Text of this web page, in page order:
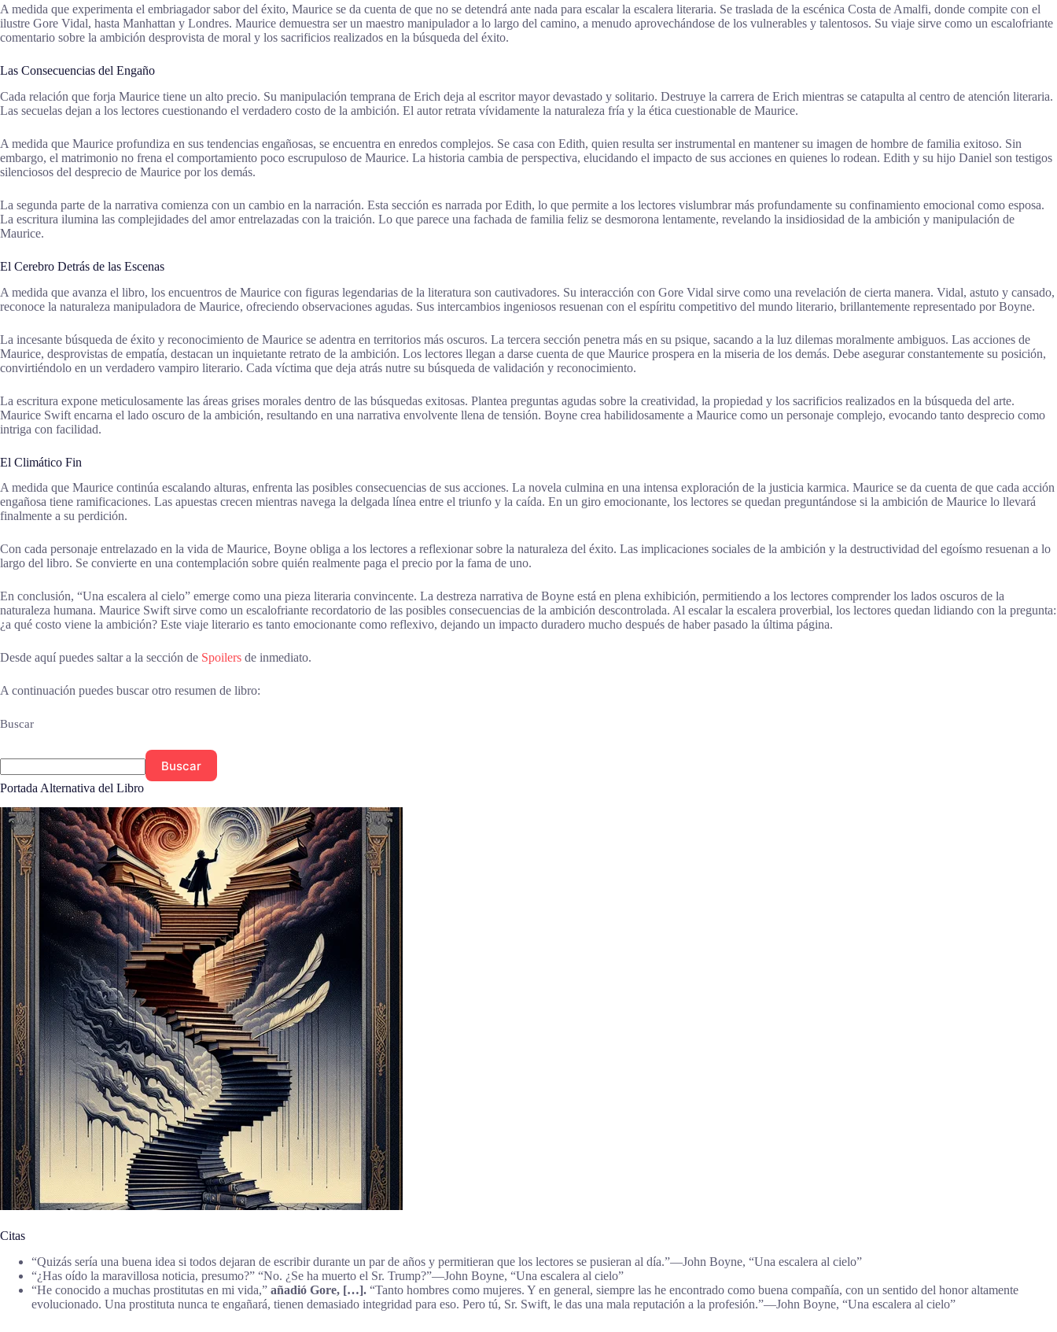
A medida que experimenta el embriagador sabor del éxito, Maurice se da cuenta de que no se detendrá ante nada para escalar la escalera literaria. Se traslada de la escénica Costa de Amalfi, donde compite con el
ilustre Gore Vidal, hasta Manhattan y Londres. Maurice demuestra ser un maestro manipulador a lo largo del camino, a menudo aprovechándose de los vulnerables y talentosos. Su viaje sirve como un escalofriante
comentario sobre la ambición desprovista de moral y los sacrificios realizados en la búsqueda del éxito.
Las Consecuencias del Engaño
Cada relación que forja Maurice tiene un alto precio. Su manipulación temprana de Erich deja al escritor mayor devastado y solitario. Destruye la carrera de Erich mientras se catapulta al centro de atención literaria.
Las secuelas dejan a los lectores cuestionando el verdadero costo de la ambición. El autor retrata vívidamente la naturaleza fría y la ética cuestionable de Maurice.
A medida que Maurice profundiza en sus tendencias engañosas, se encuentra en enredos complejos. Se casa con Edith, quien resulta ser instrumental en mantener su imagen de hombre de familia exitoso. Sin
embargo, el matrimonio no frena el comportamiento poco escrupuloso de Maurice. La historia cambia de perspectiva, elucidando el impacto de sus acciones en quienes lo rodean. Edith y su hijo Daniel son testigos
silenciosos del desprecio de Maurice por los demás.
La segunda parte de la narrativa comienza con un cambio en la narración. Esta sección es narrada por Edith, lo que permite a los lectores vislumbrar más profundamente su confinamiento emocional como esposa.
La escritura ilumina las complejidades del amor entrelazadas con la traición. Lo que parece una fachada de familia feliz se desmorona lentamente, revelando la insidiosidad de la ambición y manipulación de
Maurice.
El Cerebro Detrás de las Escenas
A medida que avanza el libro, los encuentros de Maurice con figuras legendarias de la literatura son cautivadores. Su interacción con Gore Vidal sirve como una revelación de cierta manera. Vidal, astuto y cansado,
reconoce la naturaleza manipuladora de Maurice, ofreciendo observaciones agudas. Sus intercambios ingeniosos resuenan con el espíritu competitivo del mundo literario, brillantemente representado por Boyne.
La incesante búsqueda de éxito y reconocimiento de Maurice se adentra en territorios más oscuros. La tercera sección penetra más en su psique, sacando a la luz dilemas moralmente ambiguos. Las acciones de
Maurice, desprovistas de empatía, destacan un inquietante retrato de la ambición. Los lectores llegan a darse cuenta de que Maurice prospera en la miseria de los demás. Debe asegurar constantemente su posición,
convirtiéndolo en un verdadero vampiro literario. Cada víctima que deja atrás nutre su búsqueda de validación y reconocimiento.
La escritura expone meticulosamente las áreas grises morales dentro de las búsquedas exitosas. Plantea preguntas agudas sobre la creatividad, la propiedad y los sacrificios realizados en la búsqueda del arte.
Maurice Swift encarna el lado oscuro de la ambición, resultando en una narrativa envolvente llena de tensión. Boyne crea habilidosamente a Maurice como un personaje complejo, evocando tanto desprecio como
intriga con facilidad.
El Climático Fin
A medida que Maurice continúa escalando alturas, enfrenta las posibles consecuencias de sus acciones. La novela culmina en una intensa exploración de la justicia karmica. Maurice se da cuenta de que cada acción
engañosa tiene ramificaciones. Las apuestas crecen mientras navega la delgada línea entre el triunfo y la caída. En un giro emocionante, los lectores se quedan preguntándose si la ambición de Maurice lo llevará
finalmente a su perdición.
Con cada personaje entrelazado en la vida de Maurice, Boyne obliga a los lectores a reflexionar sobre la naturaleza del éxito. Las implicaciones sociales de la ambición y la destructividad del egoísmo resuenan a lo
largo del libro. Se convierte en una contemplación sobre quién realmente paga el precio por la fama de uno.
En conclusión, “Una escalera al cielo” emerge como una pieza literaria convincente. La destreza narrativa de Boyne está en plena exhibición, permitiendo a los lectores comprender los lados oscuros de la
naturaleza humana. Maurice Swift sirve como un escalofriante recordatorio de las posibles consecuencias de la ambición descontrolada. Al escalar la escalera proverbial, los lectores quedan lidiando con la pregunta:
¿a qué costo viene la ambición? Este viaje literario es tanto emocionante como reflexivo, dejando un impacto duradero mucho después de haber pasado la última página.
Desde aquí puedes saltar a la sección de Spoilers de inmediato.
A continuación puedes buscar otro resumen de libro:
Buscar
Buscar
Portada Alternativa del Libro
Citas
“Quizás sería una buena idea si todos dejaran de escribir durante un par de años y permitieran que los lectores se pusieran al día.”―John Boyne, “Una escalera al cielo”
“¿Has oído la maravillosa noticia, presumo?” “No. ¿Se ha muerto el Sr. Trump?”―John Boyne, “Una escalera al cielo”
“He conocido a muchas prostitutas en mi vida,” añadió Gore, […]. “Tanto hombres como mujeres. Y en general, siempre las he encontrado como buena compañía, con un sentido del honor altamente
evolucionado. Una prostituta nunca te engañará, tienen demasiado integridad para eso. Pero tú, Sr. Swift, le das una mala reputación a la profesión.”―John Boyne, “Una escalera al cielo”